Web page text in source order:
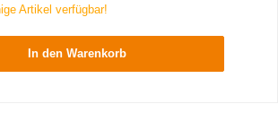
Artikel verfügbar!
In den Warenkorb